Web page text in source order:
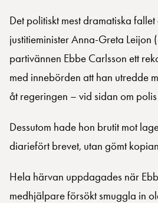
Det politiskt mest dramatiska
justitieminister Anna-Greta Leijon
partivännen Ebbe Carlsson ett
med innebörden att han utredde
åt regeringen – vid sidan om
Dessutom hade hon brutit mot
diariefört brevet, utan gömt
Hela härvan uppdagades när
medhjälpare försökt smuggla in